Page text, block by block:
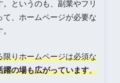
。というのも、副業やフリ
て、ホームページが必要な
限りホームページは必須な
躍の場も広がっています。